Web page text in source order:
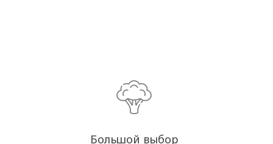
Большой выбор